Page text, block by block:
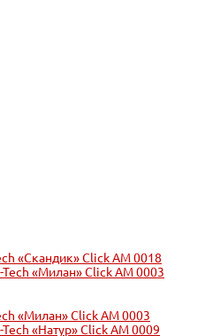
«Скандик» Click АМ 0018
«Милан» Click АМ 0003